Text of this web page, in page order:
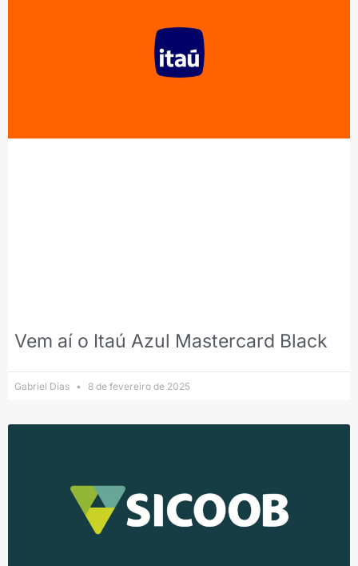
Vem aí o Itaú Azul Mastercard Black
Gabriel Dias 8 de fevereiro de 2025